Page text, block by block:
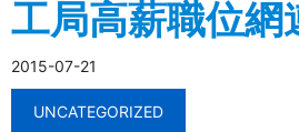
工局高薪職位網
2015-07-21
UNCATEGORIZED